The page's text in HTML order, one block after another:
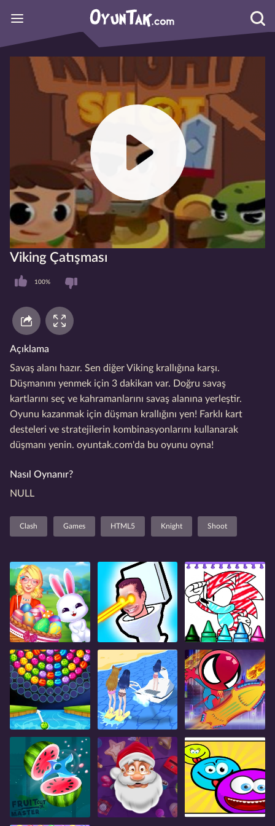
Viking Çatışması
100%
Açıklama
Savaş alanı hazır. Sen diğer Viking krallığına karşı.
Düşmanını yenmek için 3 dakikan var. Doğru savaş
kartlarını seç ve kahramanlarını savaş alanına yerleştir.
Oyunu kazanmak için düşman krallığını yen! Farklı kart
desteleri ve stratejilerin kombinasyonlarını kullanarak
düşmanı yenin. oyuntak.com'da bu oyunu oyna!
Nasıl Oynanır?
NULL
Clash Games HTML5 Knight Shoot